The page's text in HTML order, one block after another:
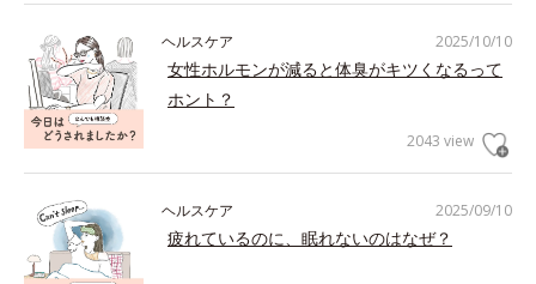
2025/10/10
ヘルスケア
女性ホルモンが減ると体臭がキツくなるって
ホント？
2043 view
2025/09/10
ヘルスケア
疲れているのに、眠れないのはなぜ？